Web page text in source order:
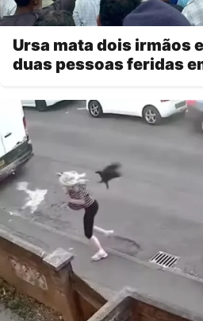
Ursa mata dois irmãos
duas pessoas feridas